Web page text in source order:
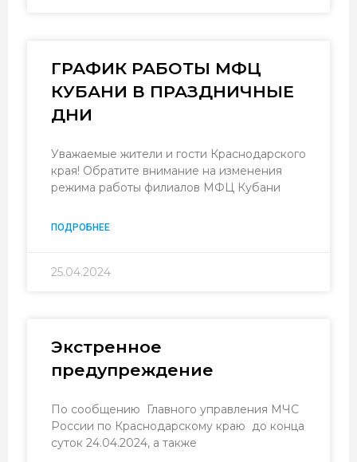
ГРАФИК РАБОТЫ МФЦ
КУБАНИ В ПРАЗДНИЧНЫЕ
ДНИ
Уважаемые жители и гости Краснодарского
края! Обратите внимание на изменения
режима работы филиалов МФЦ Кубани
ПОДРОБНЕЕ
25.04.2024
Экстренное
предупреждение
По сообщению Главного управления МЧС
России по Краснодарскому краю до конца
суток 24.04.2024, а также